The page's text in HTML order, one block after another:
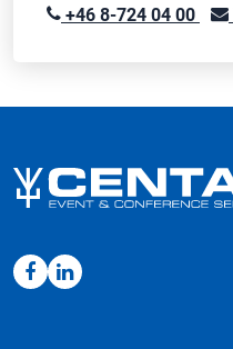
+46 8-724 04 00